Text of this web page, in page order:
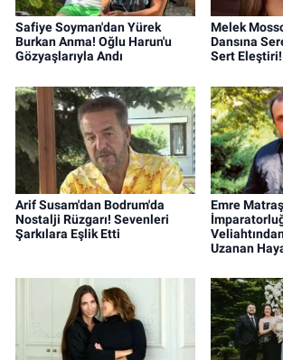
Safiye Soyman'dan Yürek
Burkan Anma! Oğlu Harun'u
Gözyaşlarıyla Andı
Melek
Dansına
Sert Eleştiri!
Arif Susam'dan Bodrum'da
Nostalji Rüzgarı! Sevenleri
Şarkılara Eşlik Etti
Emre
Veliahtından
Uzanan